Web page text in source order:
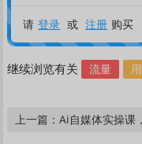
请 登录 或 注册 购买
继续浏览有关 流量
上一篇：Ai自媒体实操课，电脑端到手机剪辑全流程，手把手教你去水印、加